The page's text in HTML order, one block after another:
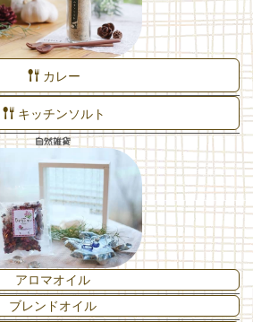
カレー
キッチンソルト
自然雑貨
アロマオイル
ブレンドオイル